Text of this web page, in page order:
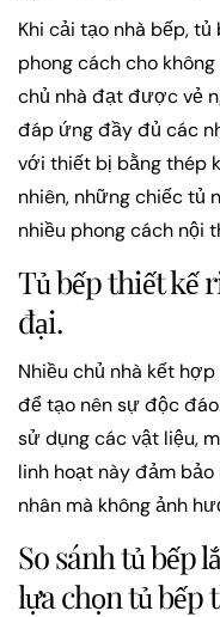
Khi cải tạo nhà bếp,
phong cách cho
chủ nhà đạt được vẻ
đáp ứng đầy đủ các
với thiết bị bằng thép
nhiên, những chiếc tủ
nhiều phong cách nội
Tủ bếp thiết kế
đại.
Nhiều chủ nhà kết
để tạo nên sự độc
sử dụng các vật liệu,
linh hoạt này đảm
nhân mà không ảnh
So sánh tủ bếp
lựa chọn tủ bếp